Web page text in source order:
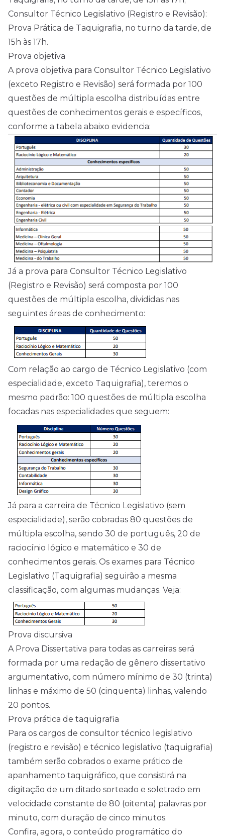
Consultor Técnico Legislativo (Registro e Revisão):
Prova Prática de Taquigrafia, no turno da tarde, de
15h às 17h.
Prova objetiva
A prova objetiva para Consultor Técnico Legislativo
(exceto Registro e Revisão) será formada por 100
questões de múltipla escolha distribuídas entre
questões de conhecimentos gerais e específicos,
conforme a tabela abaixo evidencia:
Já a prova para Consultor Técnico Legislativo
(Registro e Revisão) será composta por 100
questões de múltipla escolha, divididas nas
seguintes áreas de conhecimento:
Com relação ao cargo de Técnico Legislativo (com
especialidade, exceto Taquigrafia), teremos o
mesmo padrão: 100 questões de múltipla escolha
focadas nas especialidades que seguem:
Já para a carreira de Técnico Legislativo (sem
especialidade), serão cobradas 80 questões de
múltipla escolha, sendo 30 de português, 20 de
raciocínio lógico e matemático e 30 de
conhecimentos gerais. Os exames para Técnico
Legislativo (Taquigrafia) seguirão a mesma
classificação, com algumas mudanças. Veja:
Prova discursiva
A Prova Dissertativa para todas as carreiras será
formada por uma redação de gênero dissertativo
argumentativo, com número mínimo de 30 (trinta)
linhas e máximo de 50 (cinquenta) linhas, valendo
20 pontos.
Prova prática de taquigrafia
Para os cargos de consultor técnico legislativo
(registro e revisão) e técnico legislativo (taquigrafia)
também serão cobrados o exame prático de
apanhamento taquigráfico, que consistirá na
digitação de um ditado sorteado e soletrado em
velocidade constante de 80 (oitenta) palavras por
minuto, com duração de cinco minutos.
Confira, agora, o conteúdo programático do